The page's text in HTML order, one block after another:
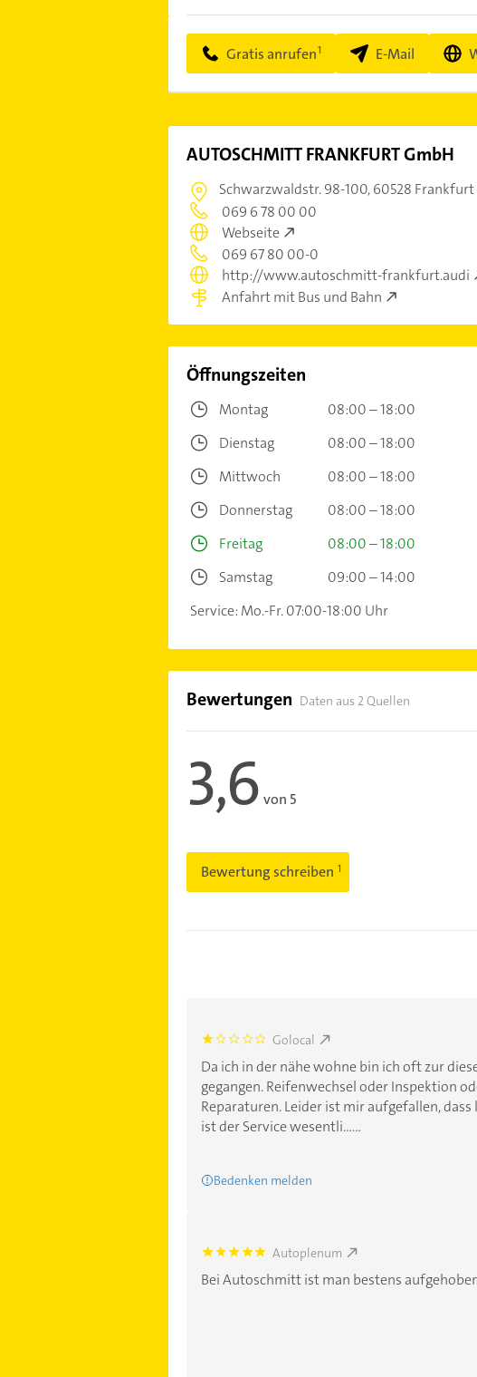
Gratis anrufen E-Mail
AUTOSCHMITT FRANKFURT GmbH
Schwarzwaldstr. 98-100,60528
069 6 78 00 00
Webseite
069 67 80 00-0
http://www.autoschmitt-frankfurt.audi
Anfahrt mit Bus und Bahn
Öffnungszeiten
Montag
08:00 – 18:00
Dienstag
08:00 – 18:00
Mittwoch
08:00 – 18:00
Donnerstag
08:00 – 18:00
Freitag
08:00 – 18:00
Samstag
09:00 – 14:00
Service: Mo.-Fr. 07:00-18:00 Uhr
Bewertungen Daten aus 2 Quellen
3,6 von 5
Bewertung schreiben
1.0 Golocal
Da ich in der nähe wohne bin ich oft zur
gegangen. Reifenwechsel oder Inspektion
Reparaturen. Leider ist mir aufgefallen, dass
ist der Service wesentli......
Bedenken melden
4.8 Autoplenum
Bei Autoschmitt ist man bestens